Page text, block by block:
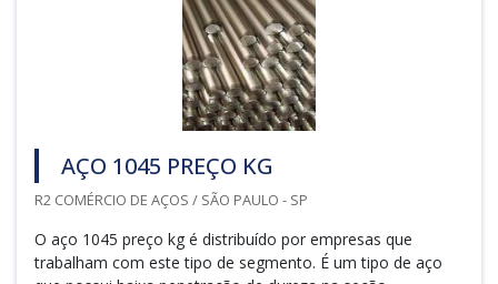
AÇO 1045 PREÇO KG
R2 COMÉRCIO DE AÇOS / SÃO PAULO - SP
O aço 1045 preço kg é distribuído por empresas que
trabalham com este tipo de segmento. É um tipo de aço